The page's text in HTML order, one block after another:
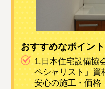
おすすめなポイント
1.日本住宅設備協
ペシャリスト」資
安心の施工・価格